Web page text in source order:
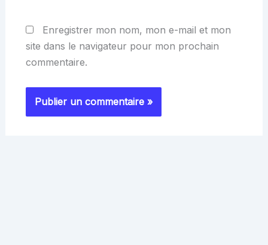
Enregistrer mon nom, mon e-mail et mon
site dans le navigateur pour mon prochain
commentaire.